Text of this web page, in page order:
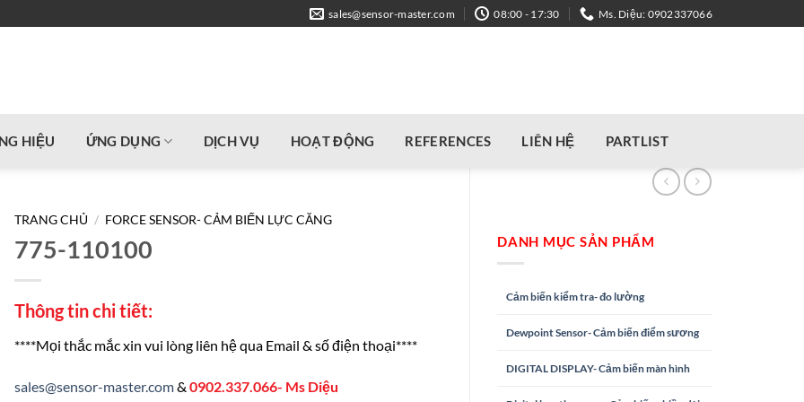
sales@sensor-master.com 08:00 - 17:30 Ms. Diệu: 0902337066
HIỆU ỨNG DỤNG DỊCH VỤ HOẠT ĐỘNG REFERENCES LIÊN HỆ PARTLIST
DANH MỤC SẢN PHẨM
Cảm biến kiểm tra- đo lường
Dewpoint Sensor- Cảm biến điểm sương
DIGITAL DISPLAY- Cảm biến màn hình
TRANG CHỦ / FORCE SENSOR- CẢM BIẾN LỰC CĂNG
775-110100
Thông tin chi tiết:
****Mọi thắc mắc xin vui lòng liên hệ qua Email & số điện thoại****
sales@sensor-master.com&0902.337.066- Ms Diệu